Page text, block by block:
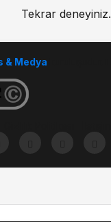
İçinTekrar deneyiniz.
& Medya